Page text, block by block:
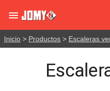

Inicio > Productos > Escaleras